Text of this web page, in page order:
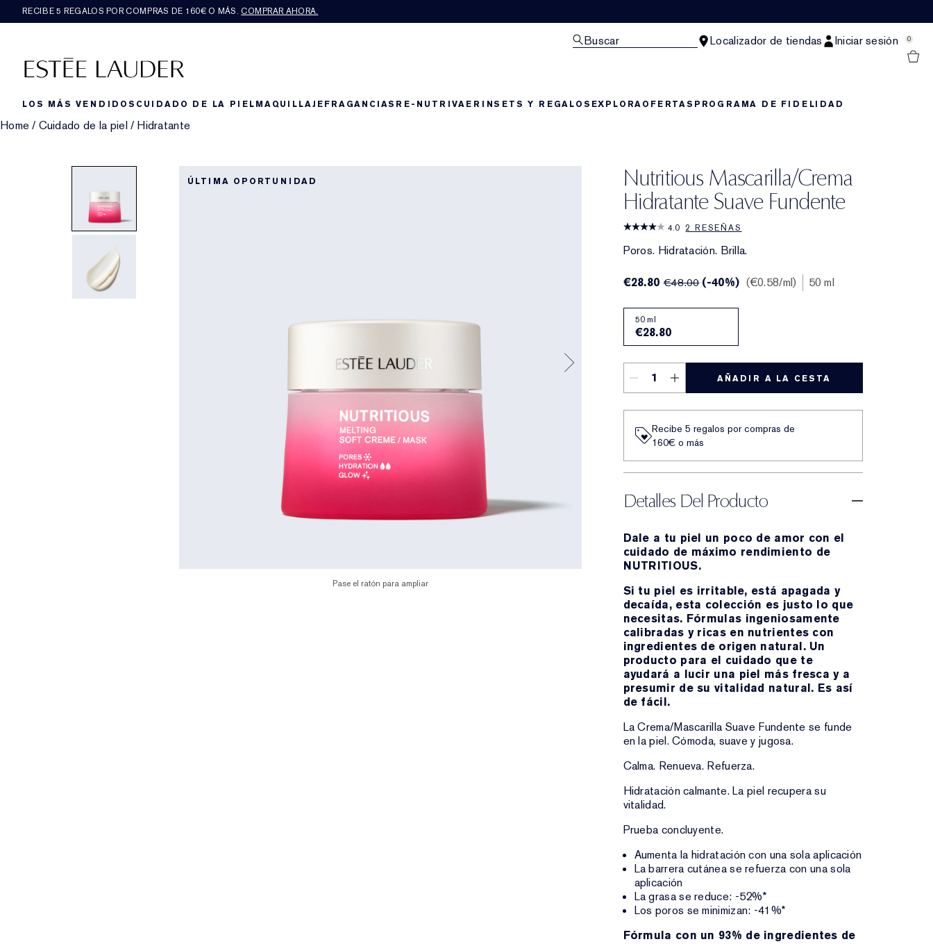
RECIBE 5 REGALOS POR COMPRAS DE 160€ O MÁS. COMPRAR AHORA.
Buscar Localizador de tiendas Iniciar sesión 0
LOS MÁS VENDIDOS CUIDADO DE LA PIELMAQUILLAJEFRAGANCIAS RE-NUTRIVAERINSETS Y REGALOS EXPLORAOFERTAS PROGRAMA DE FIDELIDAD
Home / Cuidado de la piel/ Hidratante
Nutritious Mascarilla/Crema
Hidratante Suave Fundente
4.0 2 RESEÑAS
Poros. Hidratación. Brilla.
ÚLTIMA OPORTUNIDAD
Pase el ratón para ampliar
€28.80€48.00 (-40%) €0.58/ml 50 ml
50 ml
€28.80
AÑADIR A LA CESTA
Recibe 5 regalos por compras de
160€ o más
Detalles Del Producto
Dale a tu piel un poco de amor con el
cuidado de máximo rendimiento de
NUTRITIOUS.
Si tu piel es irritable, está apagada y
decaída, esta colección es justo lo que
necesitas. Fórmulas ingeniosamente
calibradas y ricas en nutrientes con
ingredientes de origen natural. Un
producto para el cuidado que te
ayudará a lucir una piel más fresca y a
presumir de su vitalidad natural. Es así
de fácil.
La Crema/Mascarilla Suave Fundente se funde
en la piel. Cómoda, suave y jugosa.
Calma. Renueva. Refuerza.
Hidratación calmante. La piel recupera su
vitalidad.
Prueba concluyente.
Aumenta la hidratación con una sola aplicación
La barrera cutánea se refuerza con una sola
aplicación
La grasa se reduce: -52%*
Los poros se minimizan: -41%*
Fórmula con un 93% de ingredientes de